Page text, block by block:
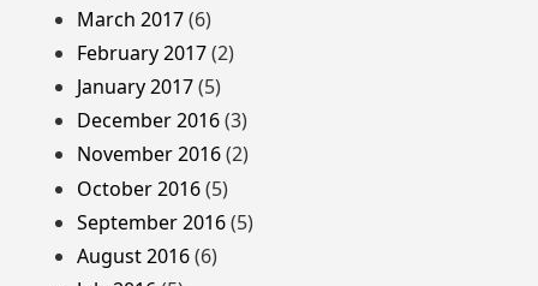
March 2017(6)
February 2017(2)
January 2017(5)
December 2016(3)
November 2016(2)
October 2016(5)
September 2016(5)
August 2016(6)